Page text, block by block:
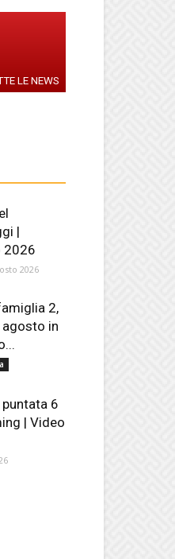
LE NEWS
|
2026
2026
2,
in
puntata 6
| Video